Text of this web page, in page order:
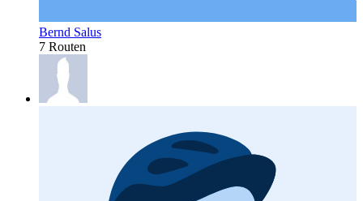
Bernd Salus
7 Routen